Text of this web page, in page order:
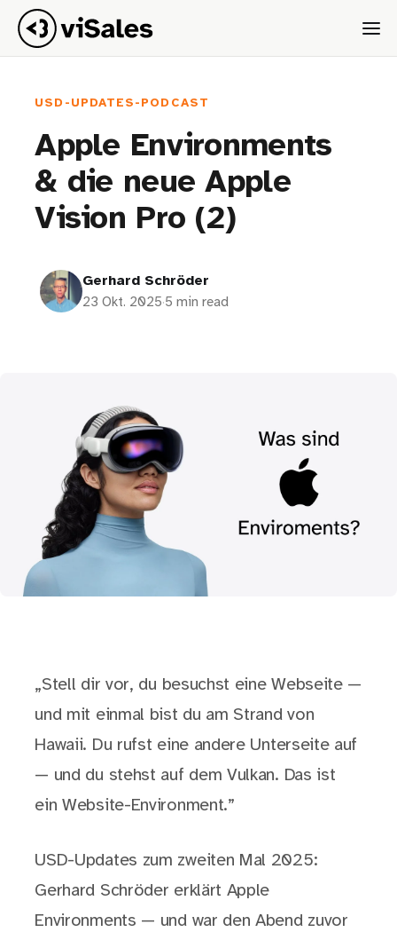
USD-UPDATES-PODCAST
Apple Environments
& die neue Apple
Vision Pro (2)
Gerhard Schröder
23 Okt. 2025·5 min read
„Stell dir vor, du besuchst eine Webseite —
und mit einmal bist du am Strand von
Hawaii. Du rufst eine andere Unterseite auf
— und du stehst auf dem Vulkan. Das ist
ein Website-Environment.”
USD-Updates zum zweiten Mal 2025:
Gerhard Schröder erklärt Apple
Environments — und war den Abend zuvor